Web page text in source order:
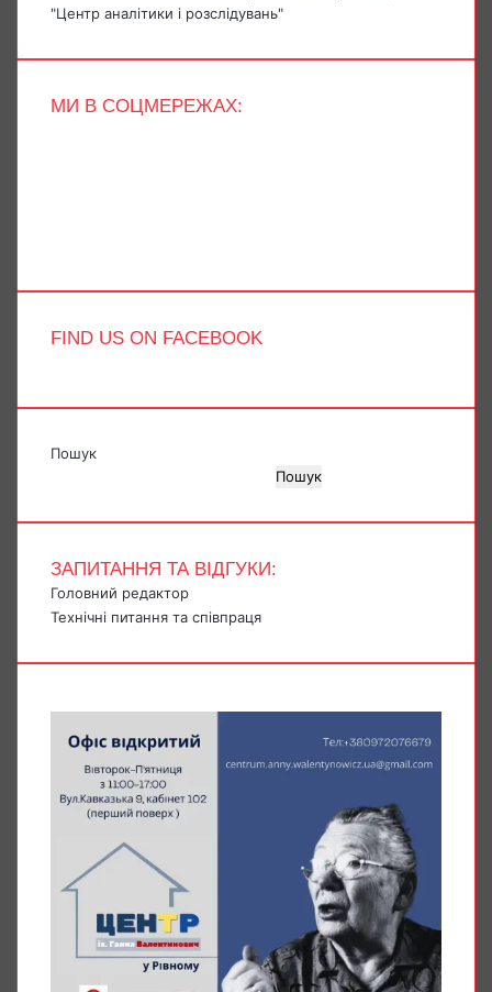
"Центр аналітики і розслідувань"
МИ В СОЦМЕРЕЖАХ:
FIND US ON FACEBOOK
Пошук
Пошук
ЗАПИТАННЯ ТА ВІДГУКИ:
Головний редактор
Технічні питання та співпраця